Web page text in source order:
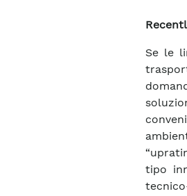
Se le
tipo